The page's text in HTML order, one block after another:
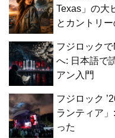
Texas」の大
とカントリ
フジロック
へ: 日本語で
アン入門
フジロック
ランティア
った